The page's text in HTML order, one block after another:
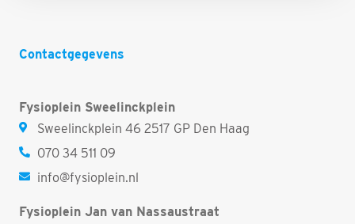
Contactgegevens
Fysioplein Sweelinckplein
Sweelinckplein 46 2517 GP Den Haag
070 34 511 09
info@fysioplein.nl
Fysioplein Jan van Nassaustraat